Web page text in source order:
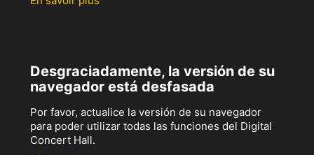
Desgraciadamente, la versión de su
navegador está desfasada
Por favor, actualice la versión de su navegador
para poder utilizar todas las funciones del Digital
Concert Hall.